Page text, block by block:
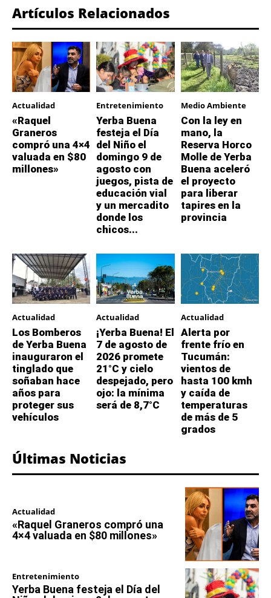
Artículos Relacionados
Actualidad
«Raquel
Graneros
compró una 4×4
valuada en $80
millones»
Entretenimiento
Yerba Buena
festeja el Día
del Niño el
domingo 9 de
agosto con
juegos, pista de
educación vial
y un mercadito
donde los
chicos...
Medio Ambiente
Con la ley en
mano, la
Reserva Horco
Molle de Yerba
Buena aceleró
el proyecto
para liberar
tapires en la
provincia
Actualidad
Los Bomberos
de Yerba Buena
inauguraron el
tinglado que
soñaban hace
años para
proteger sus
vehículos
Actualidad
¡Yerba Buena! El
7 de agosto de
2026 promete
21°C y cielo
despejado, pero
ojo: la mínima
será de 8,7°C
Actualidad
Alerta por
frente frío en
Tucumán:
vientos de
hasta 100 kmh
y caída de
temperaturas
de más de 5
grados
Últimas Noticias
Actualidad
«Raquel Graneros compró una
4×4 valuada en $80 millones»
Entretenimiento
Yerba Buena festeja el Día del